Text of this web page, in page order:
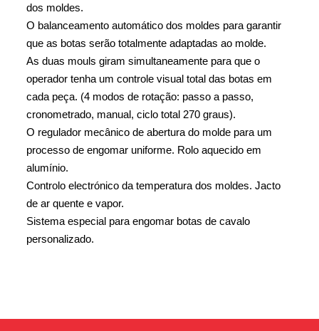
dos moldes.
O balanceamento automático dos moldes para garantir
que as botas serão totalmente adaptadas ao molde.
As duas mouls giram simultaneamente para que o
operador tenha um controle visual total das botas em
cada peça. (4 modos de rotação: passo a passo,
cronometrado, manual, ciclo total 270 graus).
O regulador mecânico de abertura do molde para um
processo de engomar uniforme. Rolo aquecido em
alumínio.
Controlo electrónico da temperatura dos moldes. Jacto
de ar quente e vapor.
Sistema especial para engomar botas de cavalo
personalizado.